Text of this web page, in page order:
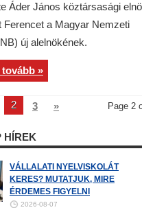
Áder János köztársasági
Ferencet a Magyar Nemzeti
új alelnökének.
»
Page 2
2 3 »
HÍREK
VÁLLALATI NYELVISKOLÁT
KERES? MUTATJUK, MIRE
ÉRDEMES FIGYELNI
2026-08-07